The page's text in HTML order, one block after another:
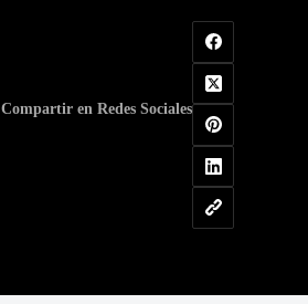
Compartir en Redes Sociales